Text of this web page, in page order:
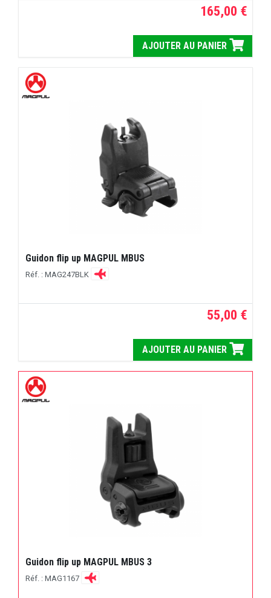
165,00 €
AJOUTER AU PANIER
Guidon flip up MAGPUL MBUS
Réf. : MAG247BLK
55,00 €
AJOUTER AU PANIER
Guidon flip up MAGPUL MBUS 3
Réf. : MAG1167